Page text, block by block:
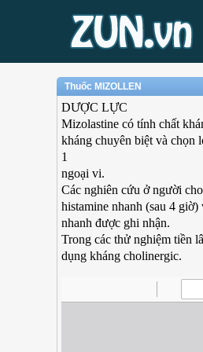
Thuốc MIZOLLEN
DƯỢC LỰC
Mizolastine có tính chất
kháng chuyên biệt và chọn
1
ngoại vi.
Các nghiên cứu ở người
histamine nhanh (sau 4
nhanh được ghi nhận.
Trong các thử nghiệm tiền
dụng kháng cholinergic.